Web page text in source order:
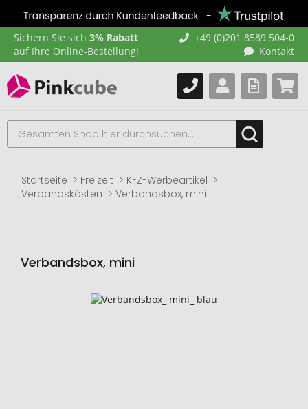
Sichern Sie sich 3% Rabatt
auf Ihre Online-Bestellung!
+49 (0)201 8589 504-0
Kontakt
Startseite Freizeit
KFZ-Werbeartikel
Verbandskästen
Verbandsbox, mini
Verbandsbox, mini